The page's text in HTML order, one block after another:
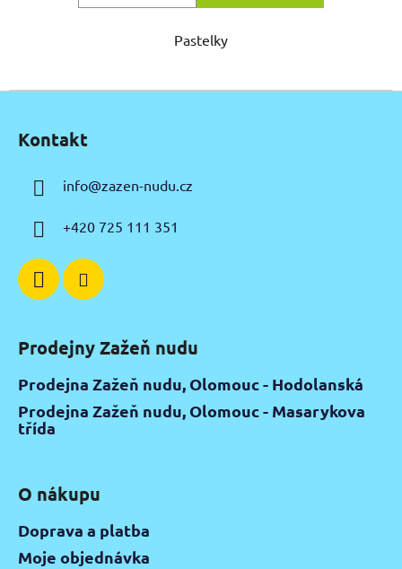
Pastelky
Kontakt
info@zazen-nudu.cz
+420 725 111 351
Prodejny Zažeň nudu
Prodejna Zažeň nudu, Olomouc - Hodolanská
Prodejna Zažeň nudu, Olomouc - Masarykova
třída
O nákupu
Doprava a platba
Moje objednávka